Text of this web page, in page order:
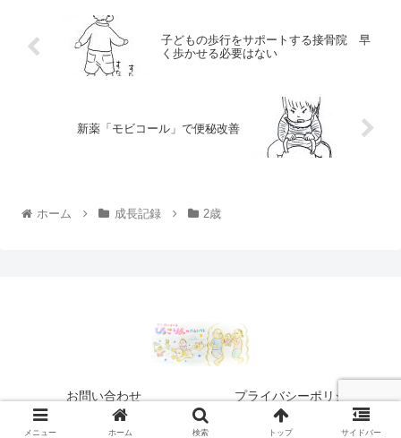
子どもの歩行をサポートする接骨院 早
く歩かせる必要はない
新薬「モビコール」で便秘改善
ホーム 成長記録 2歳
お問い合わせ プライバシーポリシー
© 2020 ぴょこりんの成長記録.
メニュー ホーム 検索 トップ サイドバー